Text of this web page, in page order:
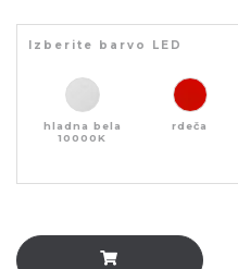
Izberite barvo LED
hladna bela
10000K
rdeča